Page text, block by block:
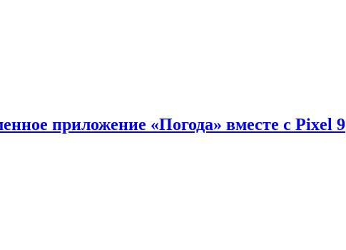
приложение «Погода» вместе с Pixel 9